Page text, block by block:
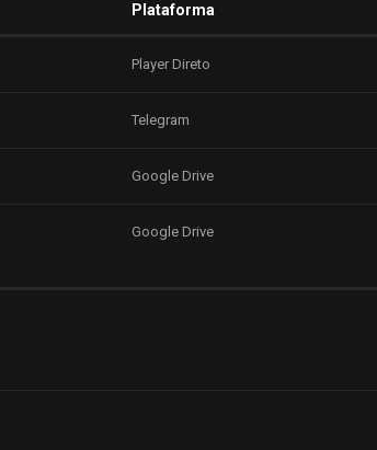
Plataforma
Player Direto
Telegram
Google Drive
Google Drive